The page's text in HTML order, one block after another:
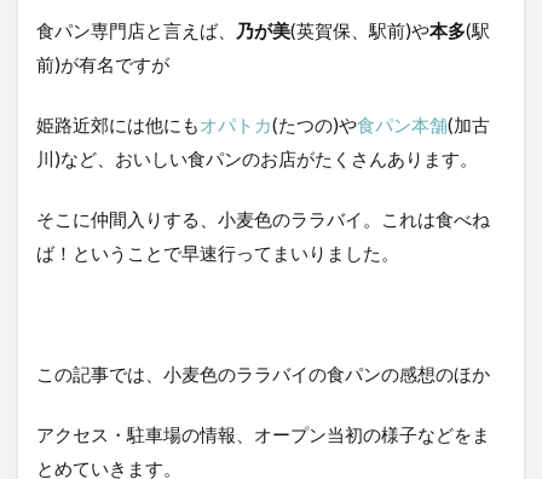
食パン専門店と言えば、 乃が美(英賀保、駅前)や本多(駅
前)が有名ですが
姫路近郊には他にもオパトカ(たつの)や食パン本舗(加古
川)など、おいしい食パンのお店がたくさんあります。
そこに仲間入りする、小麦色のララバイ。これは食べね
ば！ということで早速行ってまいりました。
この記事では、小麦色のララバイの食パンの感想のほか
アクセス・駐車場の情報、オープン当初の様子などをま
とめていきます。